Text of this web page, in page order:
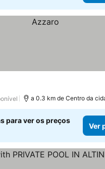
a 0.3 km de Centro da
para ver os preços
Ver